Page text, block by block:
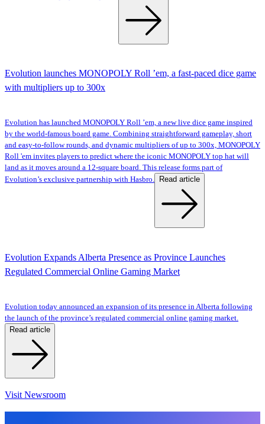
Evolution launches MONOPOLY Roll ’em, a fast-paced dice game
with multipliers up to 300x
Evolution has launched MONOPOLY Roll ’em, a new live dice game inspired
by the world-famous board game. Combining straightforward gameplay, short
and easy-to-follow rounds, and dynamic multipliers of up to 300x, MONOPOLY
Roll 'em invites players to predict where the iconic MONOPOLY top hat will
land as it moves around a 12-square board. This release forms part of
Evolution’s exclusive partnership with Hasbro.
Read article
Evolution Expands Alberta Presence as Province Launches
Regulated Commercial Online Gaming Market
Evolution today announced an expansion of its presence in Alberta following
the launch of the province’s regulated commercial online gaming market.
Read article
Visit Newsroom